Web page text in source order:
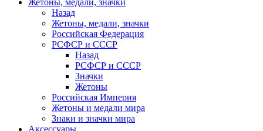
Жетоны, медали, значки
Назад
Жетоны, медали, значки
Российская Федерация
РСФСР и СССР
Назад
РСФСР и СССР
Значки
Жетоны
Российская Империя
Жетоны и медали мира
Знаки и значки мира
Аксессуары